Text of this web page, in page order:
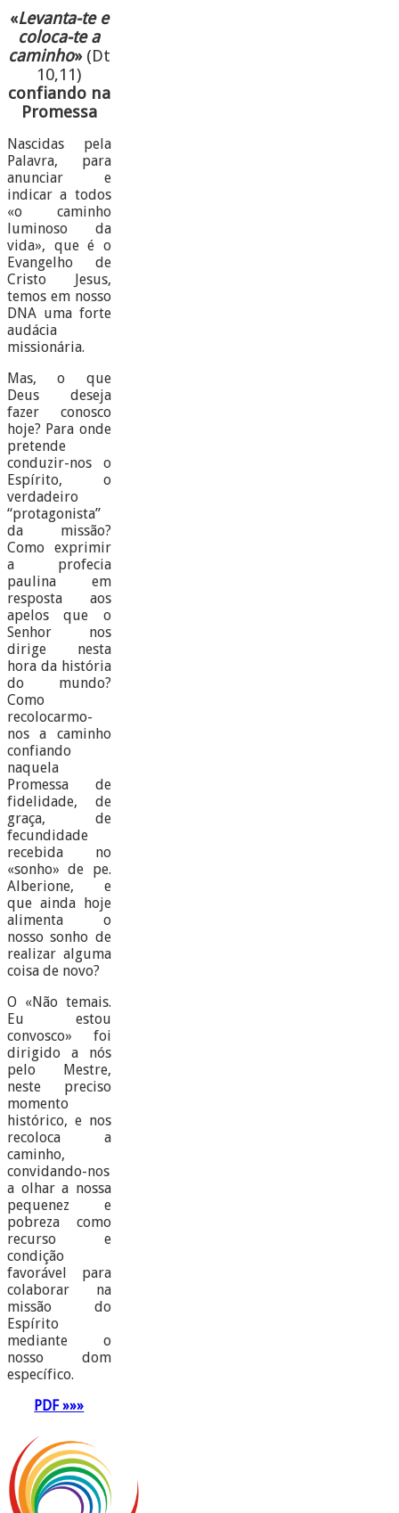
«Levanta-te e
coloca-te a
caminho»(Dt
10,11)
confiando na
Promessa
Nascidas pela
Palavra, para
anunciar e
indicar a todos
«o caminho
luminoso da
vida», que é o
Evangelho de
Cristo Jesus,
temos em nosso
DNA uma forte
audácia
missionária.
Mas, o que
Deus deseja
fazer conosco
hoje? Para onde
pretende
conduzir-nos o
Espírito, o
verdadeiro
“protagonista”
da missão?
Como exprimir
a profecia
paulina em
resposta aos
apelos que o
Senhor nos
dirige nesta
hora da história
do mundo?
Como
recolocarmo-
nos a caminho
confiando
naquela
Promessa de
fidelidade, de
graça, de
fecundidade
recebida no
«sonho» de pe.
Alberione, e
que ainda hoje
alimenta o
nosso sonho de
realizar alguma
coisa de novo?
O «Não temais.
Eu estou
convosco» foi
dirigido a nós
pelo Mestre,
neste preciso
momento
histórico, e nos
recoloca a
caminho,
convidando-nos
a olhar a nossa
pequenez e
pobreza como
recurso e
condição
favorável para
colaborar na
missão do
Espírito
mediante o
nosso dom
específico.
PDF »»»